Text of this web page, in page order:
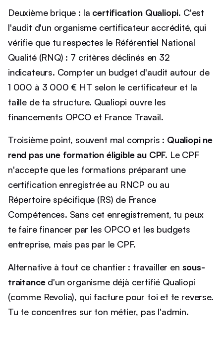
Deuxième brique : la certification Qualiopi. C'est
l'audit d'un organisme certificateur accrédité, qui
vérifie que tu respectes le Référentiel National
Qualité (RNQ) : 7 critères déclinés en 32
indicateurs. Compter un budget d'audit autour de
1 000 à 3 000 € HT selon le certificateur et la
taille de ta structure. Qualiopi ouvre les
financements OPCO et France Travail.
Troisième point, souvent mal compris : Qualiopi ne
rend pas une formation éligible au CPF. Le CPF
n'accepte que les formations préparant une
certification enregistrée au RNCP ou au
Répertoire spécifique (RS) de France
Compétences. Sans cet enregistrement, tu peux
te faire financer par les OPCO et les budgets
entreprise, mais pas par le CPF.
Alternative à tout ce chantier : travailler en sous-
traitanced'un organisme déjà certifié Qualiopi
(comme Revolia), qui facture pour toi et te reverse.
Tu te concentres sur ton métier, pas l'admin.